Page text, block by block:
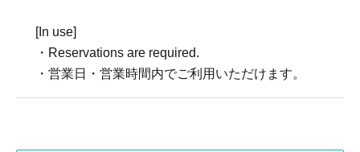
[In use]
・Reservations are required.
・営業日・営業時間内でご利用いただけます。